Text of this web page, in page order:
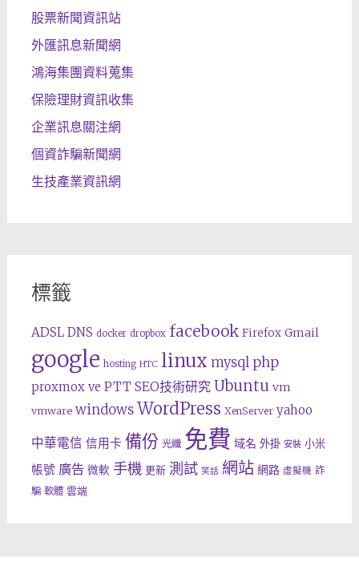
股票新聞資訊站
外匯訊息新聞網
鴻海集團資料蒐集
保險理財資訊收集
企業訊息關注網
個資詐騙新聞網
生技產業資訊網
標籤
ADSL DNS docker dropbox facebook Firefox Gmail
google hosting HTC linux mysql php
proxmox ve PTT SEO技術研究 Ubuntu vm
vmware windows WordPress XenServer yahoo
中華電信 信用卡 備份 光纖 免費 域名 外掛 安裝 小米
帳號 廣告 微軟 手機 更新 測試 笑話 網站 網路 虛擬機 詐
騙 軟體 雲端